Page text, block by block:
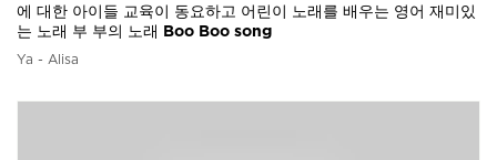
에 대한 아이들 교육이 동요하고 어린이 노래를 배우는 영어 재미있
는 노래 부 부의 노래 Boo Boo song
Ya - Alisa